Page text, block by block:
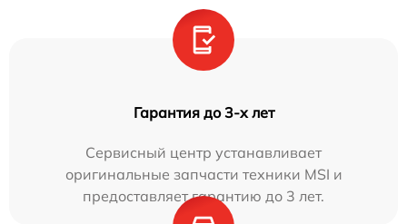
Гарантия до 3-х лет
Сервисный центр устанавливает
оригинальные запчасти техники MSI и
предоставляет гарантию до 3 лет.